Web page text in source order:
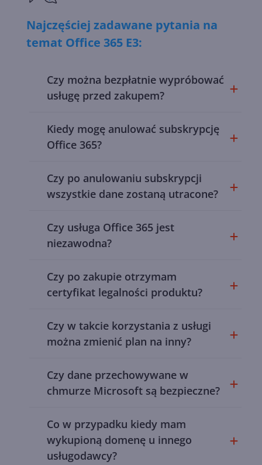
Najczęściej zadawane pytania na
temat Office 365 E3:
Czy można bezpłatnie wypróbować
usługę przed zakupem?
Kiedy mogę anulować subskrypcję
Office 365?
Czy po anulowaniu subskrypcji
wszystkie dane zostaną utracone?
Czy usługa Office 365 jest
niezawodna?
Czy po zakupie otrzymam
certyfikat legalności produktu?
Czy w takcie korzystania z usługi
można zmienić plan na inny?
Czy dane przechowywane w
chmurze Microsoft są bezpieczne?
Co w przypadku kiedy mam
wykupioną domenę u innego
usługodawcy?